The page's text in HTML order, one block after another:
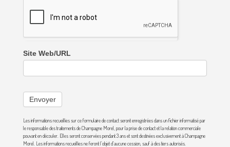
Site Web/URL
Envoyer
Les informations recueillies sur ce formulaire de contact seront enregistrées dans un fichier informatisé par
le responsable des traitements de Champagne Morel, pour la prise de contact et la relation commerciale
pouvant en découler. Elles seront conservées pendant 3 ans et sont destinées exclusivement à Champagne
Morel. Les informations recueillies ne feront l’objet d’aucune cession, sauf à des tiers autorisés.